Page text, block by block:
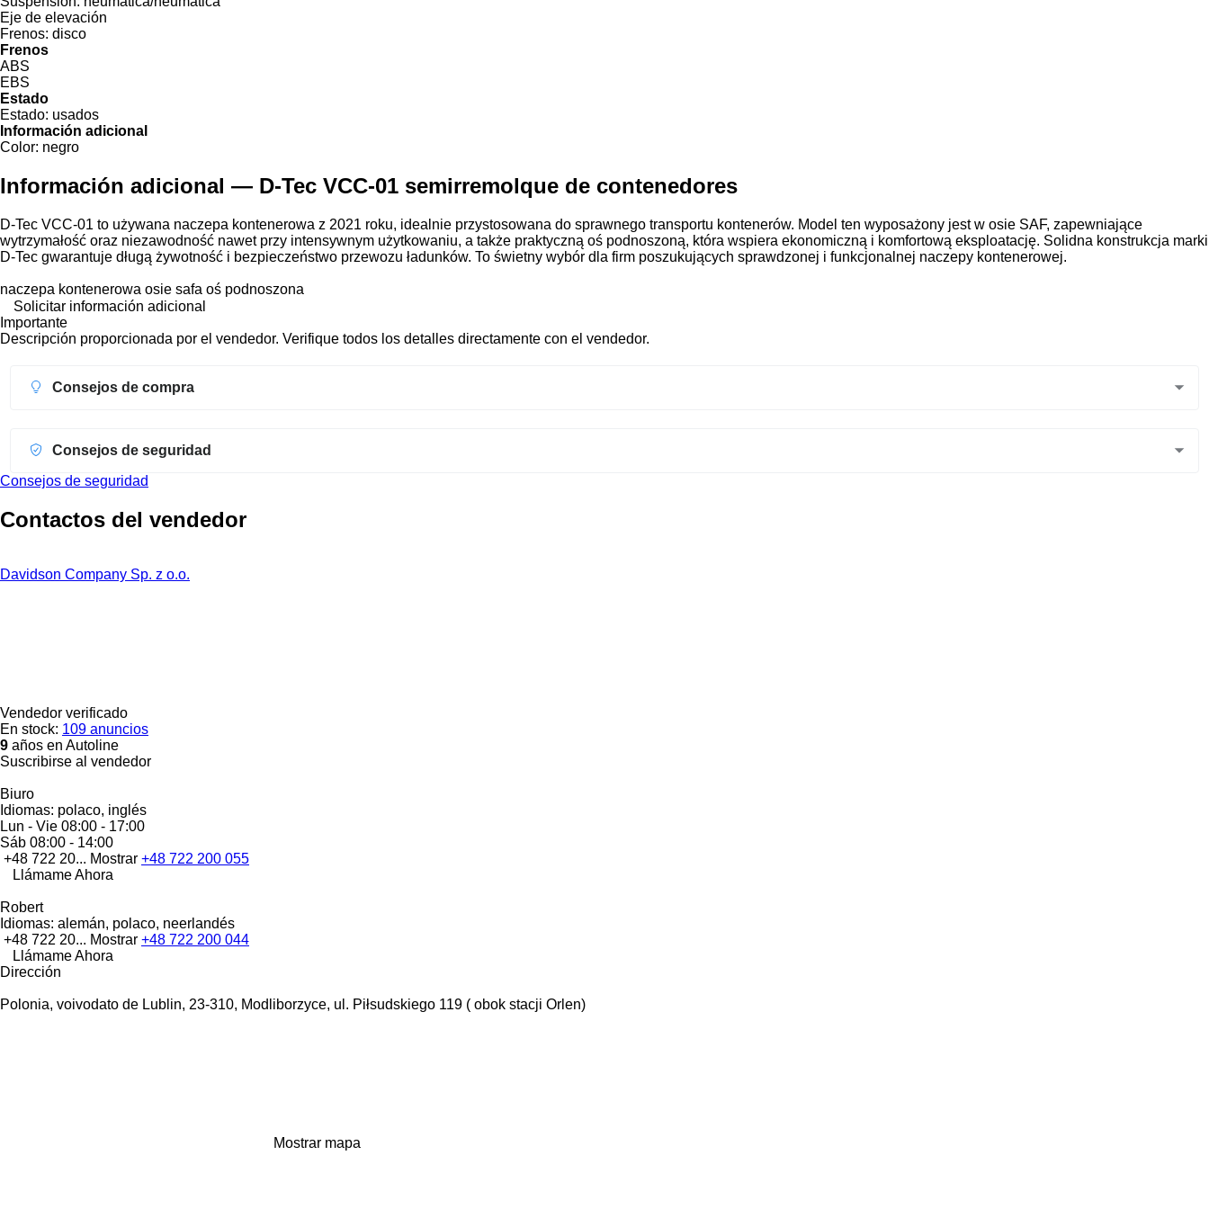
Eje de elevación
Frenos: disco
Frenos
ABS
EBS
Estado
Estado: usados
Información adicional
Color: negro
Información adicional — D-Tec VCC-01 semirremolque de contenedores
D-Tec VCC-01 to używana naczepa kontenerowa z 2021 roku, idealnie przystosowana do sprawnego transportu kontenerów. Model ten wyposażony jest w osie SAF, zapewniające
wytrzymałość oraz niezawodność nawet przy intensywnym użytkowaniu, a także praktyczną oś podnoszoną, która wspiera ekonomiczną i komfortową eksploatację. Solidna konstrukcja marki
D-Tec gwarantuje długą żywotność i bezpieczeństwo przewozu ładunków. To świetny wybór dla firm poszukujących sprawdzonej i funkcjonalnej naczepy kontenerowej.
naczepa kontenerowa osie safa oś podnoszona
Solicitar información adicional
Importante
Descripción proporcionada por el vendedor. Verifique todos los detalles directamente con el vendedor.
Consejos de compra
Consejos de seguridad
Consejos de seguridad
Contactos del vendedor
Davidson Company Sp. z o.o.
Vendedor verificado
En stock: 109 anuncios
9 años en Autoline
Suscribirse al vendedor
Biuro
Idiomas: polaco, inglés
Lun - Vie 08:00 - 17:00
Sáb 08:00 - 14:00
+48 722 20... Mostrar +48 722 200 055
Llámame Ahora
Robert
Idiomas: alemán, polaco, neerlandés
+48 722 20... Mostrar +48 722 200 044
Llámame Ahora
Dirección
Polonia, voivodato de Lublin, 23-310, Modliborzyce, ul. Piłsudskiego 119 ( obok stacji Orlen)
Mostrar mapa